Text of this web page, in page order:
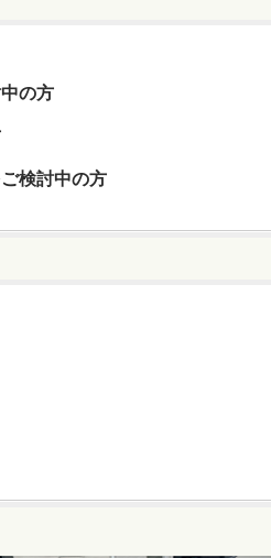
の方
検討中の方